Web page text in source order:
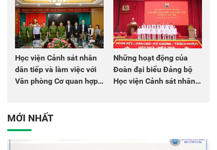
Học viện Cảnh sát nhân
dân tiếp và làm việc với
Văn phòng Cơ quan hợp
Những hoạt động của
Đoàn đại biểu Đảng bộ
Học viện Cảnh sát nhân
MỚI NHẤT